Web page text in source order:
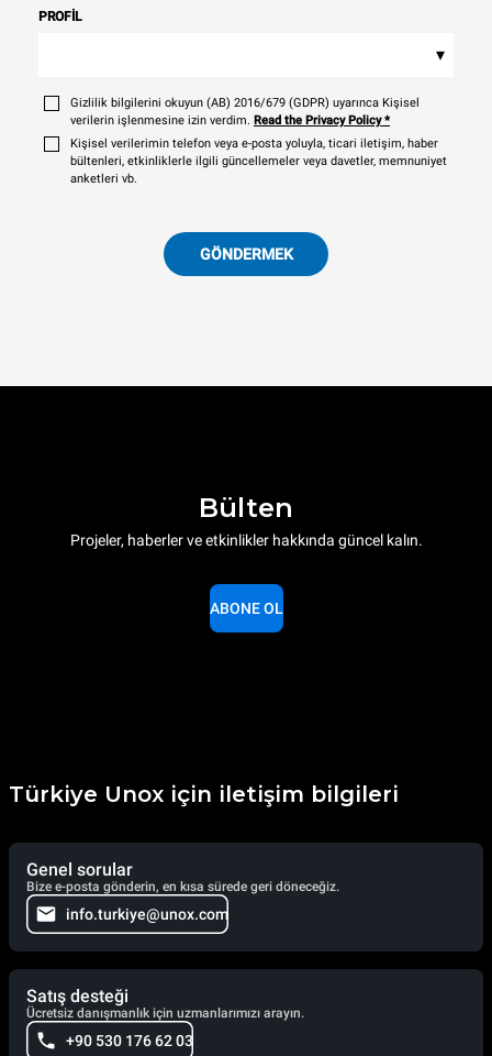
PROFIL
▾
Gizlilik bilgilerini okuyun (AB) 2016/679 (GDPR) uyarınca Kişisel
verilerin işlenmesine izin verdim. Read the Privacy Policy*
Kişisel verilerimin telefon veya e-posta yoluyla, ticari iletişim, haber
bültenleri, etkinliklerle ilgili güncellemeler veya davetler, memnuniyet
anketleri vb.
GÖNDERMEK
Bülten
Projeler, haberler ve etkinlikler hakkında güncel kalın.
ABONE OL
Türkiye Unox için iletişim bilgileri
Genel sorular
Bize e-posta gönderin, en kısa sürede geri döneceğiz.
info.turkiye@unox.com
Satış desteği
Ücretsiz danışmanlık için uzmanlarımızı arayın.
+90 530 176 62 03